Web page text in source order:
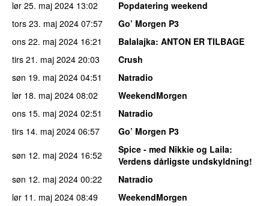
lør 25. maj 2024 13:02
Popdatering weekend
tors 23. maj 2024 07:57
Go’ Morgen P3
ons 22. maj 2024 16:21 Balalajka: ANTON ER TILBAGE
tirs 21. maj 2024 20:03
Crush
søn 19. maj 2024 04:51
Natradio
lør 18. maj 2024 08:02
WeekendMorgen
ons 15. maj 2024 02:51
Natradio
tirs 14. maj 2024 06:57
Go’ Morgen P3
søn 12. maj 2024 16:52 Spice - med Nikkie og Laila:
Verdens dårligste undskyldning!
søn 12. maj 2024 00:22
Natradio
lør 11. maj 2024 08:49
WeekendMorgen